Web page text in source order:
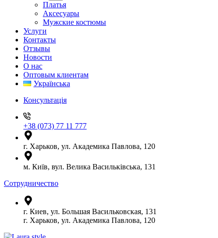
Платья
Аксесуары
Мужские костюмы
Услуги
Контакты
Отзывы
Новости
О нас
Оптовым клиентам
Українська
Консультація
+38 (073) 77 11 777
г. Харьков, ул. Академика Павлова, 120
м. Київ, вул. Велика Васильківська, 131
Сотрудничество
г. Киев, ул. Большая Васильковская, 131
г. Харьков, ул. Академика Павлова, 120